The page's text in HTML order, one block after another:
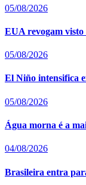
05/08/2026
EUA revogam visto
05/08/2026
El Niño intensifica
05/08/2026
Água morna é a
04/08/2026
Brasileira entra